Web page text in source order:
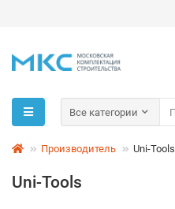
Все категории
Производитель Uni-Tools
Uni-Tools